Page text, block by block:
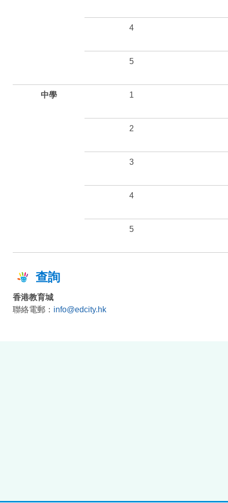
4
5
中學 1
2
3
4
5
查詢
香港教育城
聯絡電郵： info@edcity.hk